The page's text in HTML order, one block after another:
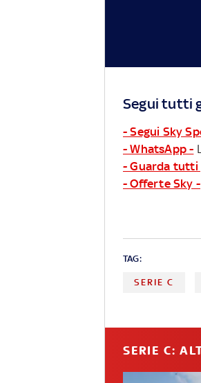
Segui tutti
- Segui Sky
- WhatsApp -
- Guarda tutti
- Offerte Sky -
TAG:
SERIE C
SERIE C: